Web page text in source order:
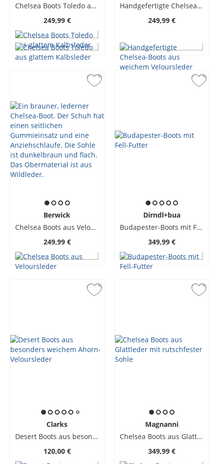
Chelsea Boots Toledo aus glattem Kalbsleder
249,99 €
Handgefertigte Chelsea-Boots aus weichem Veloursleder
249,99 €
Berwick
Chelsea Boots aus Veloursleder
249,99 €
Dirndl+bua
Budapester-Boots mit Fell-Futter
349,99 €
Clarks
Desert Boots aus besonders weichem Ahorn-Veloursleder
120,00 €
Magnanni
Chelsea Boots aus Glattleder mit rutschfester Sohle
349,99 €